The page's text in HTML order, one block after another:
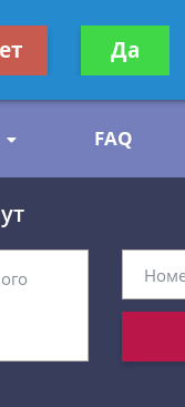
Получите консультацию
бесплатно
FAQ
Да